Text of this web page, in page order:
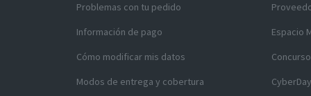
Problemas con tu pedido
Información de pago
Cómo modificar mis datos
Modos de entrega y cobertura
Espacio
CyberDay